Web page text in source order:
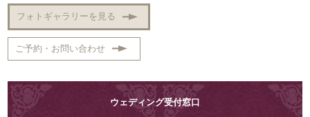
フォトギャラリーを見る
ご予約・お問い合わせ
ウェディング受付窓口